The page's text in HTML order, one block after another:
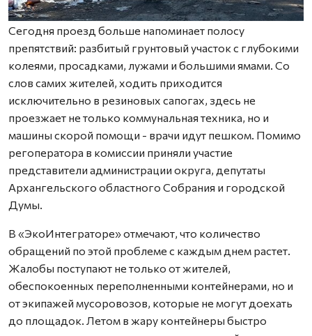
Сегодня проезд больше напоминает полосу
препятствий: разбитый грунтовый участок с глубокими
колеями, просадками, лужами и большими ямами. Со
слов самих жителей, ходить приходится
исключительно в резиновых сапогах, здесь не
проезжает не только коммунальная техника, но и
машины скорой помощи - врачи идут пешком. Помимо
регоператора в комиссии приняли участие
представители администрации округа, депутаты
Архангельского областного Собрания и городской
Думы.
В «ЭкоИнтеграторе» отмечают, что количество
обращений по этой проблеме с каждым днем растет.
Жалобы поступают не только от жителей,
обеспокоенных переполненными контейнерами, но и
от экипажей мусоровозов, которые не могут доехать
до площадок. Летом в жару контейнеры быстро